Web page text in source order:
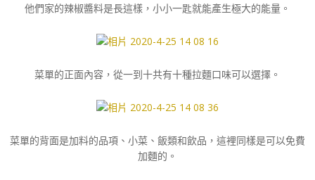
他們家的辣椒醬料是長這樣，小小一匙就能產生極大的能量。
菜單的正面內容，從一到十共有十種拉麵口味可以選擇。
菜單的背面是加料的品項、小菜、飯類和飲品，這裡同樣是可以免費
加麵的。